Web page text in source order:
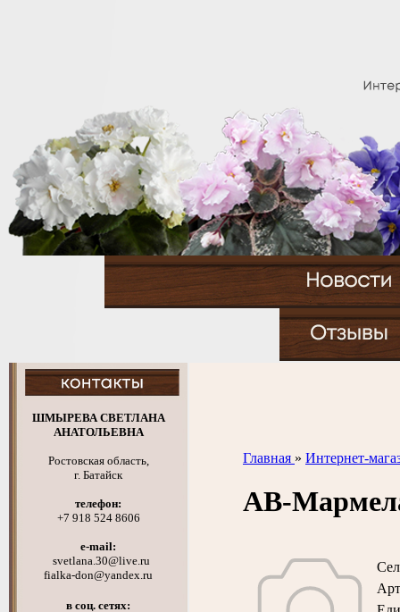
ШМЫРЕВА СВЕТЛАНА
АНАТОЛЬЕВНА
Ростовская область,
г. Батайск
телефон:
+7 918 524 8606
e-mail:
svetlana.30@live.ru
fialka-don@yandex.ru
в соц. сетях:
Главная » Интернет-
АВ-